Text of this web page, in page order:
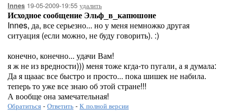
Innes 19-05-2009-19:55 удалить
Исходное сообщение Эльф_в_капюшоне
Innes, да, все серьезно... но у меня немножко другая
ситуация (если можно, не буду говорить). :)
конечно, конечно... удачи Вам!
я ж не из вредности))) меня тоже кгда-то пугали, а я думала:
Да я щааас все быстро и просто... пока шишек не набила.
теперь то уже все знаю об этой стране!!!
А вообще она замечательная!
Обратиться - Ответить - К полной версии